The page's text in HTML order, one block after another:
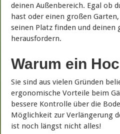
deinen Außenbereich. Egal ob
hast oder einen großen
seinen Platz finden und deinen
herausfordern.
Warum ein
Sie sind aus vielen Gründen
ergonomische Vorteile beim
bessere Kontrolle über die
Möglichkeit zur Verlängerung
ist noch längst nicht alles!